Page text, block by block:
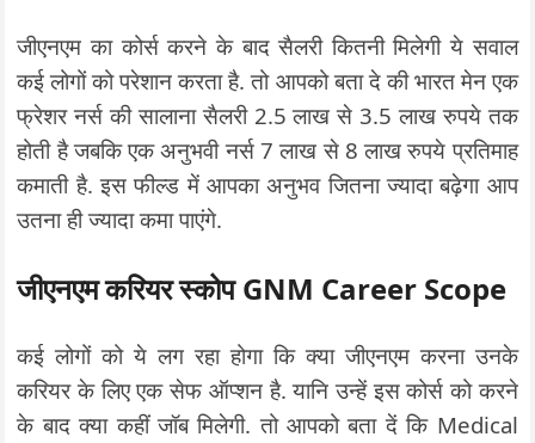
जीएनएम का कोर्स करने के बाद सैलरी कितनी मिलेगी ये सवाल
कई लोगों को परेशान करता है. तो आपको बता दे की भारत मेन एक
फ्रेशर नर्स की सालाना सैलरी 2.5 लाख से 3.5 लाख रुपये तक
होती है जबकि एक अनुभवी नर्स 7 लाख से 8 लाख रुपये प्रतिमाह
कमाती है. इस फील्ड में आपका अनुभव जितना ज्यादा बढ़ेगा आप
उतना ही ज्यादा कमा पाएंगे.
जीएनएम करियर स्कोप GNM Career Scope
कई लोगों को ये लग रहा होगा कि क्या जीएनएम करना उनके
करियर के लिए एक सेफ ऑप्शन है. यानि उन्हें इस कोर्स को करने
के बाद क्या कहीं जॉब मिलेगी. तो आपको बता दें कि Medical